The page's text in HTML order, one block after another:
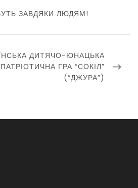
ЗАВДЯКИ ЛЮДЯМ!
ДИТЯЧО-ЮНАЦЬКА
ГРА “СОКІЛ”
(“ДЖУРА”)